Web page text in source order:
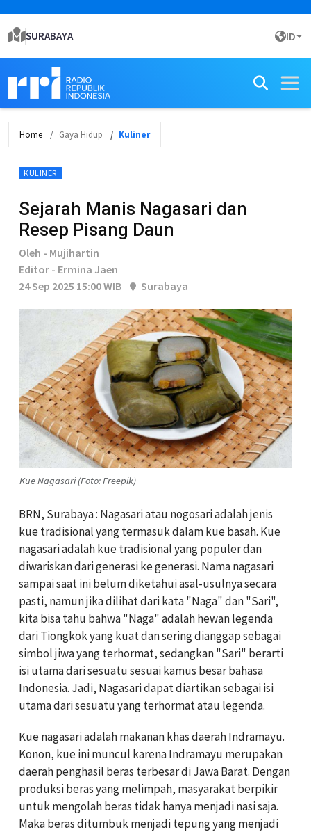
SURABAYA ID
Home Gaya Hidup Kuliner
KULINER
Sejarah Manis Nagasari dan
Resep Pisang Daun
Oleh - Mujihartin
Editor - Ermina Jaen
24 Sep 2025 15:00 WIB
Surabaya
Kue Nagasari (Foto: Freepik)
BRN, Surabaya : Nagasari atau nogosari adalah jenis
kue tradisional yang termasuk dalam kue basah. Kue
nagasari adalah kue tradisional yang populer dan
diwariskan dari generasi ke generasi. Nama nagasari
sampai saat ini belum diketahui asal-usulnya secara
pasti, namun jika dilihat dari kata "Naga" dan "Sari",
kita bisa tahu bahwa "Naga" adalah hewan legenda
dari Tiongkok yang kuat dan sering dianggap sebagai
simbol jiwa yang terhormat, sedangkan "Sari" berarti
isi utama dari sesuatu sesuai kamus besar bahasa
Indonesia. Jadi, Nagasari dapat diartikan sebagai isi
utama dari sesuatu yang terhormat atau legenda.
Kue nagasari adalah makanan khas daerah Indramayu.
Konon, kue ini muncul karena Indramayu merupakan
daerah penghasil beras terbesar di Jawa Barat. Dengan
produksi beras yang melimpah, masyarakat berpikir
untuk mengolah beras tidak hanya menjadi nasi saja.
Maka beras ditumbuk menjadi tepung yang menjadi